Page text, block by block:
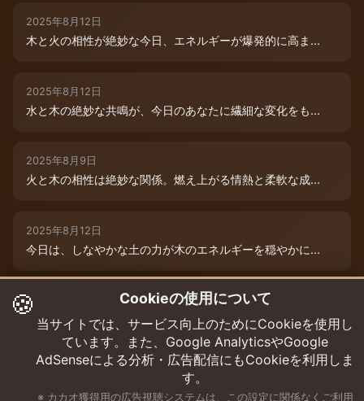
2025年8月12日
木と火の相性が絶妙な今日、エネルギーが爆発的に高ま...
2025年8月12日
水と木の絶妙な共鳴が、今日のあなたに繊細な変化をも...
2025年8月9日
火と木の相性は絶妙な関係。燃え上がる情熱と柔軟な成...
2025年8月12日
今日は、しなやかな土の力が木のエネルギーを穏やかに...
2025年8月9日
水と木の絶妙な共演が、今日のあなたを特別な輝きで包...
🍪 Cookieの使用について
当サイトでは、サービス向上のためにCookieを使用し
ています。また、Google AnalyticsやGoogle
AdSenseによる分析・広告配信にもCookieを利用しま
す。
※ カカオ獲得用の広告視聴システムは、この設定に関係なくご利用